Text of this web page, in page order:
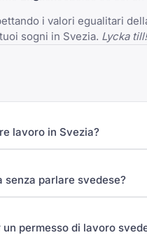
i valori egualitari
sogni in Svezia. Lycka till!
lavoro in Svezia?
senza parlare svedese?
permesso di lavoro